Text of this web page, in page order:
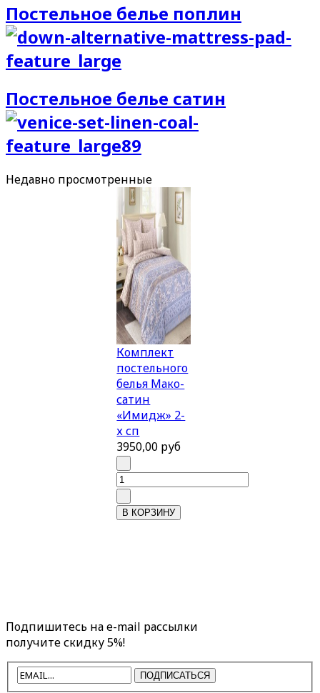
Постельное белье поплин
Постельное белье сатин
Недавно просмотренные
Комплект
постельного
белья Мако-
сатин
«Имидж» 2-
х сп
3950,00 руб
Подпишитесь на e-mail рассылки
получите скидку 5%!
ПОДПИСАТЬСЯ